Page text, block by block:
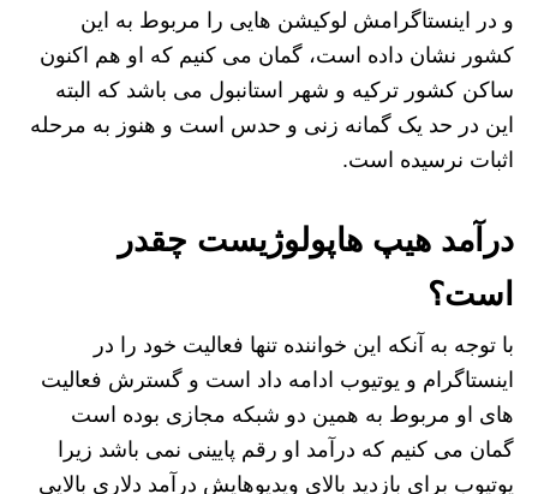
و در اینستاگرامش لوکیشن هایی را مربوط به این
کشور نشان داده است، گمان می کنیم که او هم اکنون
ساکن کشور ترکیه و شهر استانبول می باشد که البته
این در حد یک گمانه‌ زنی و حدس است و هنوز به مرحله
اثبات نرسیده است.
درآمد هیپ هاپولوژیست چقدر
است؟
با توجه به آنکه این خواننده تنها فعالیت خود را در
اینستاگرام و یوتیوب ادامه داد است و گسترش فعالیت‌
های او مربوط به همین دو شبکه مجازی بوده است
گمان می‌ کنیم که درآمد او رقم پایینی نمی باشد زیرا
یوتیوب برای بازدید بالای ویدیوهایش درآمد دلاری بالایی